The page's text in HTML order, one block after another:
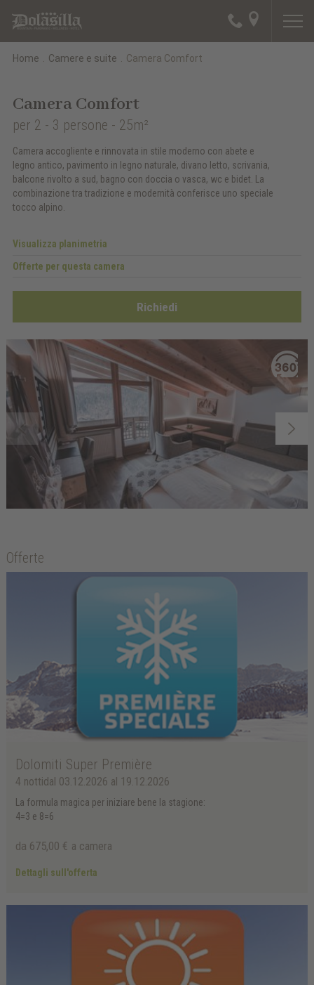
Home Camere e suite Camera Comfort
Camera Comfort
per 2 - 3 persone - 25m²
Camera accogliente e rinnovata in stile moderno con abete e
legno antico, pavimento in legno naturale, divano letto, scrivania,
balcone rivolto a sud, bagno con doccia o vasca, wc e bidet. La
combinazione tra tradizione e modernità conferisce uno speciale
tocco alpino.
Visualizza planimetria
Offerte per questa camera
Richiedi
Offerte
Dolomiti Super Première
4 nottidal 03.12.2026 al 19.12.2026
La formula magica per iniziare bene la stagione:
4=3 e 8=6
da 675,00 € a camera
Dettagli sull'offerta